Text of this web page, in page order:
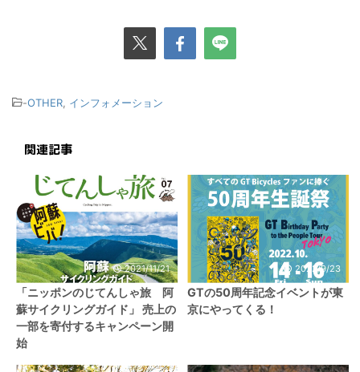
-OTHER インフォメーション
関連記事
2021/11/21
「ニッポンのじてんしゃ旅 阿
蘇サイクリングガイド」 売上の
一部を寄付するキャンペーン開
始
2022/9/23
GTの50周年記念イベントが東
京にやってくる！